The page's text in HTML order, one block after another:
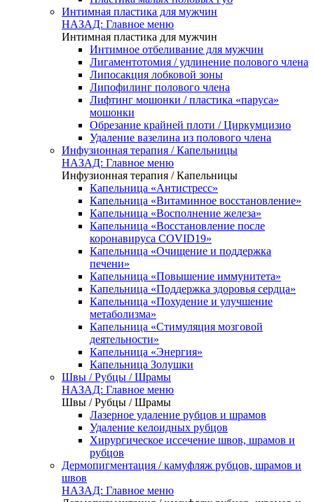
Интимная пластика для мужчин
НАЗАД: Главное меню
Интимная пластика для мужчин
Интимное отбеливание для мужчин
Лигаментотомия / удлинение полового члена
Липосакция лобковой зоны
Липофилинг полового члена
Лифтинг мошонки / пластика «паруса»
мошонки
Обрезание крайней плоти / Циркумцизио
Удаление вазелина из полового члена
Инфузионная терапия / Капельницы
НАЗАД: Главное меню
Инфузионная терапия / Капельницы
Капельница «Антистресс»
Капельница «Витаминное восстановление»
Капельница «Восполнение железа»
Капельница «Восстановление после
коронавируса COVID19»
Капельница «Очищение и поддержка
печени»
Капельница «Повышение иммунитета»
Капельница «Поддержка здоровья сердца»
Капельница «Похудение и улучшение
метаболизма»
Капельница «Стимуляция мозговой
деятельности»
Капельница «Энергия»
Капельница Золушки
Швы / Рубцы / Шрамы
НАЗАД: Главное меню
Швы / Рубцы / Шрамы
Лазерное удаление рубцов и шрамов
Удаление келоидных рубцов
Хирургическое иссечение швов, шрамов и
рубцов
Дермопигментация / камуфляж рубцов, шрамов и
швов
НАЗАД: Главное меню